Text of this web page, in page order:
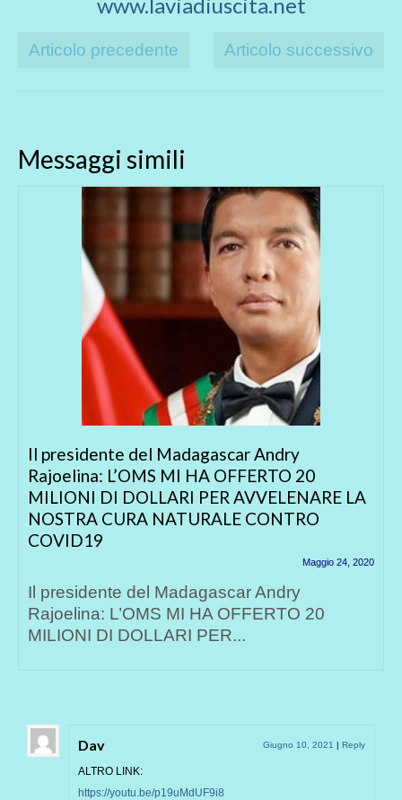
Articolo precedente Articolo successivo
Messaggi simili
Chi c’è dietro il vaccino per il Covid-19
acquistato dall’Italia
Giugno 15, 2020
La prima tranche di dosi per il Coronavirus
dovrebbe arrivare in Europa entro fine
Dav Giugno 10, 2021 | Reply
ALTRO LINK:
https://youtu.be/p19uMdUF9i8